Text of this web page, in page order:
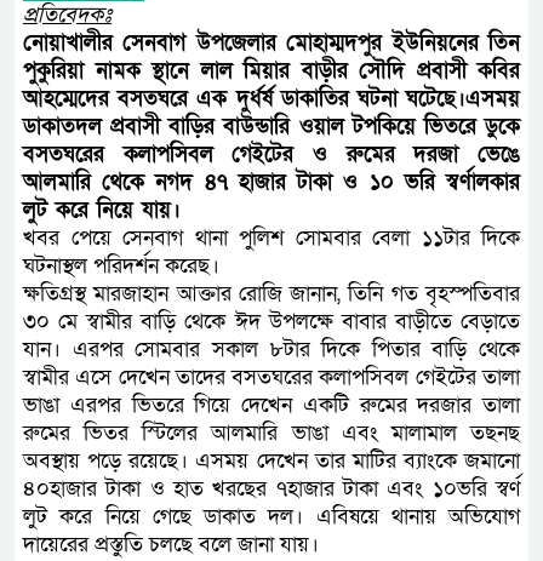
প্রতিবেদকঃ
নোয়াখালীর সেনবাগ উপজেলার মোহাম্মদপুর ইউনিয়নের তিন
পুকুরিয়া নামক স্থানে লাল মিয়ার বাড়ীর সৌদি প্রবাসী কবির
আহম্মেদের বসতঘরে এক দুর্ধর্ষ ডাকাতির ঘটনা ঘটেছে।এসময়
ডাকাতদল প্রবাসী বাড়ির বাউন্ডারি ওয়াল টপকিয়ে ভিতরে ডুকে
বসতঘরের কলাপসিবল গেইটের ও রুমের দরজা ভেঙে
আলমারি থেকে নগদ ৪৭ হাজার টাকা ও ১০ ভরি স্বর্ণালকার
লুট করে নিয়ে যায়।
খবর পেয়ে সেনবাগ থানা পুলিশ সোমবার বেলা ১১টার দিকে
ঘটনাস্থল পরিদর্শন করেছ।
ক্ষতিগ্রস্থ মারজাহান আক্তার রোজি জানান, তিনি গত বৃহস্পতিবার
৩০ মে স্বামীর বাড়ি থেকে ঈদ উপলক্ষে বাবার বাড়ীতে বেড়াতে
যান। এরপর সোমবার সকাল ৮টার দিকে পিতার বাড়ি থেকে
স্বামীর এসে দেখেন তাদের বসতঘরের কলাপসিবল গেইটের তালা
ভাঙা এরপর ভিতরে গিয়ে দেখেন একটি রুমের দরজার তালা
রুমের ভিতর স্টিলের আলমারি ভাঙা এবং মালামাল তছনছ
অবস্থায় পড়ে রয়েছে। এসময় দেখেন তার মাটির ব্যাংকে জমানো
৪০হাজার টাকা ও হাত খরছের ৭হাজার টাকা এবং ১০ভরি স্বর্ণ
লুট করে নিয়ে গেছে ডাকাত দল। এবিষয়ে থানায় অভিযোগ
দায়েরের প্রস্তুতি চলছে বলে জানা যায়।